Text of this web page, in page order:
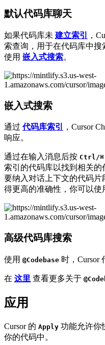
默认代码库聊天
如果代码库未 建立索引
，
索查询，用于在代码库中
使用 嵌入式搜索。
嵌入式搜索
通过代码库索引
，Cursor
响应。
通过在输入消息后按 Ctrl/⌘
索引的代码库以找到相关
要纳入对话上下文的代码
得更高的准确性，你可以使
高级代码库搜索
使用 @Codebase 时，Cursor
在 这里 查看更多关于
应用
Cursor 的 Apply 功能允许你
你的代码中。